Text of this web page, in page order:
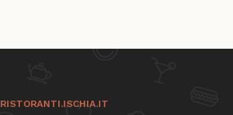
RISTORANTI.ISCHIA.IT